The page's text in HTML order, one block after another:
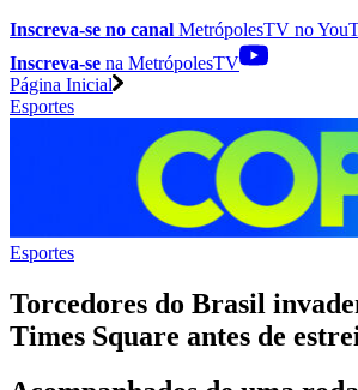
Inscreva-se no canal MetrópolesTV no
Inscreva-se na MetrópolesTV
Página Inicial
Esportes
Esportes
Torcedores do Brasil
Times Square antes de